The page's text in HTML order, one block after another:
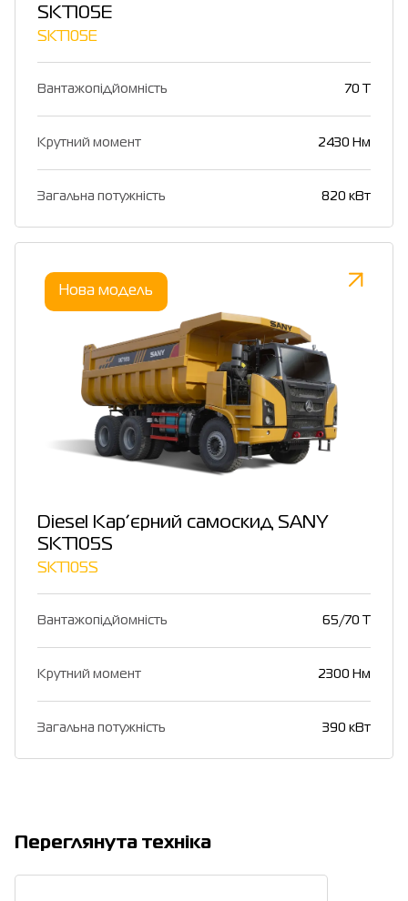
SKT105E
SKT105E
Вантажопідйомність 70 T
Крутний момент 2430 Нм
Загальна потужність 820 кВт
Нова модель
Diesel Кар’єрний самоскид SANY
SKT105S
SKT105S
Вантажопідйомність 65/70 T
Крутний момент 2300 Нм
Загальна потужність 390 кВт
Переглянута техніка